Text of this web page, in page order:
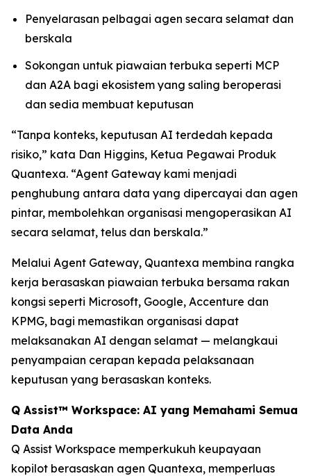
Penyelarasan pelbagai agen secara selamat dan
berskala
Sokongan untuk piawaian terbuka seperti MCP
dan A2A bagi ekosistem yang saling beroperasi
dan sedia membuat keputusan
“Tanpa konteks, keputusan AI terdedah kepada
risiko,” kata Dan Higgins, Ketua Pegawai Produk
Quantexa. “Agent Gateway kami menjadi
penghubung antara data yang dipercayai dan agen
pintar, membolehkan organisasi mengoperasikan AI
secara selamat, telus dan berskala.”
Melalui Agent Gateway, Quantexa membina rangka
kerja berasaskan piawaian terbuka bersama rakan
kongsi seperti Microsoft, Google, Accenture dan
KPMG, bagi memastikan organisasi dapat
melaksanakan AI dengan selamat — melangkaui
penyampaian cerapan kepada pelaksanaan
keputusan yang berasaskan konteks.
Q Assist™ Workspace: AI yang Memahami Semua
Data Anda
Q Assist Workspace memperkukuh keupayaan
kopilot berasaskan agen Quantexa, memperluas